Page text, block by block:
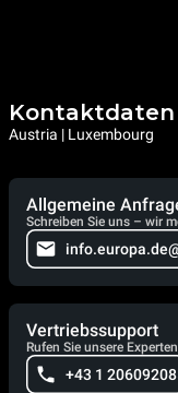
Kontaktdaten
Austria | Luxembourg
Allgemeine
Schreiben Sie uns – wir
Vertriebssupport
Rufen Sie unsere
+43 1